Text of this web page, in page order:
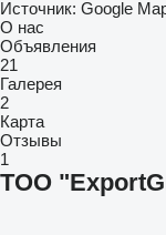
Источник: Google
О нас
Объявления
21
Галерея
2
Карта
Отзывы
1
TOO